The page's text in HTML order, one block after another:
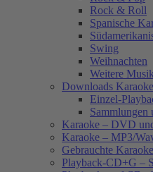
Rock & Roll
Spanische
Swing
Weihnachten
Weitere
Downloads Karaoke
Einzel-
Sammlungen
Karaoke – DVD
Karaoke – MP3/
Gebrauchte
Playback-CD+G –